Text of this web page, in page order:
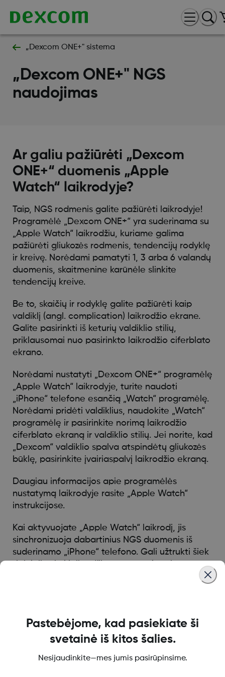
„Dexcom ONE+" sistema
„Dexcom ONE+" NGS
naudojimas
Ar galiu pažiūrėti „Dexcom
ONE+“ duomenis „Apple
Watch“ laikrodyje?
Taip, NGS rodmenis galite pažiūrėti laikrodyje!
Programėlė „Dexcom ONE+“ yra suderinama su
„Apple Watch“ laikrodžiu, kuriame galima
pažiūrėti gliukozės rodmenis, tendencijų rodyklę
ir kreivę. Norėdami pamatyti 1, 3 arba 6 valandų
duomenis, skaitmenine karūnėle slinkite
tendencijų kreive.
Be to, skaičių ir rodyklę galite pažiūrėti kaip
valdiklį (angl. complication) laikrodžio ekrane.
Galite pasirinkti iš keturių valdiklio stilių,
priklausomai nuo pasirinkto laikrodžio ciferblato
ekrano.
Norėdami nustatyti „Dexcom ONE+“ programėlę
„Apple Watch“ laikrodyje, turite naudoti
„iPhone“ telefone esančią „Watch“ programėlę.
Norėdami pridėti valdiklius, naudokite „Watch“
programėlę ir pasirinkite norimą laikrodžio
ciferblato ekraną ir valdiklio stilių. Jei norite, kad
„Dexcom“ valdiklio spalva atspindėtų gliukozės
būklę, pasirinkite įvairiaspalvį laikrodžio ekraną.
Daugiau informacijos apie programėlės
nustatymą laikrodyje rasite „Apple Watch“
instrukcijose.
Kai aktyvuojate „Apple Watch“ laikrodį, jis
sinchronizuoja dabartinius NGS duomenis iš
suderinamo „iPhone“ telefono. Gali užtrukti šiek
„Apple Watch“ laikrodis palaiko ryšį tik su
„Dexcom“ NGS prietaisu. Jei laikrodis nebus
Pastebėjome, kad pasiekiate ši
svetainė iš kitos šalies.
Nesijaudinkite—mes jumis pasirūpinsime.